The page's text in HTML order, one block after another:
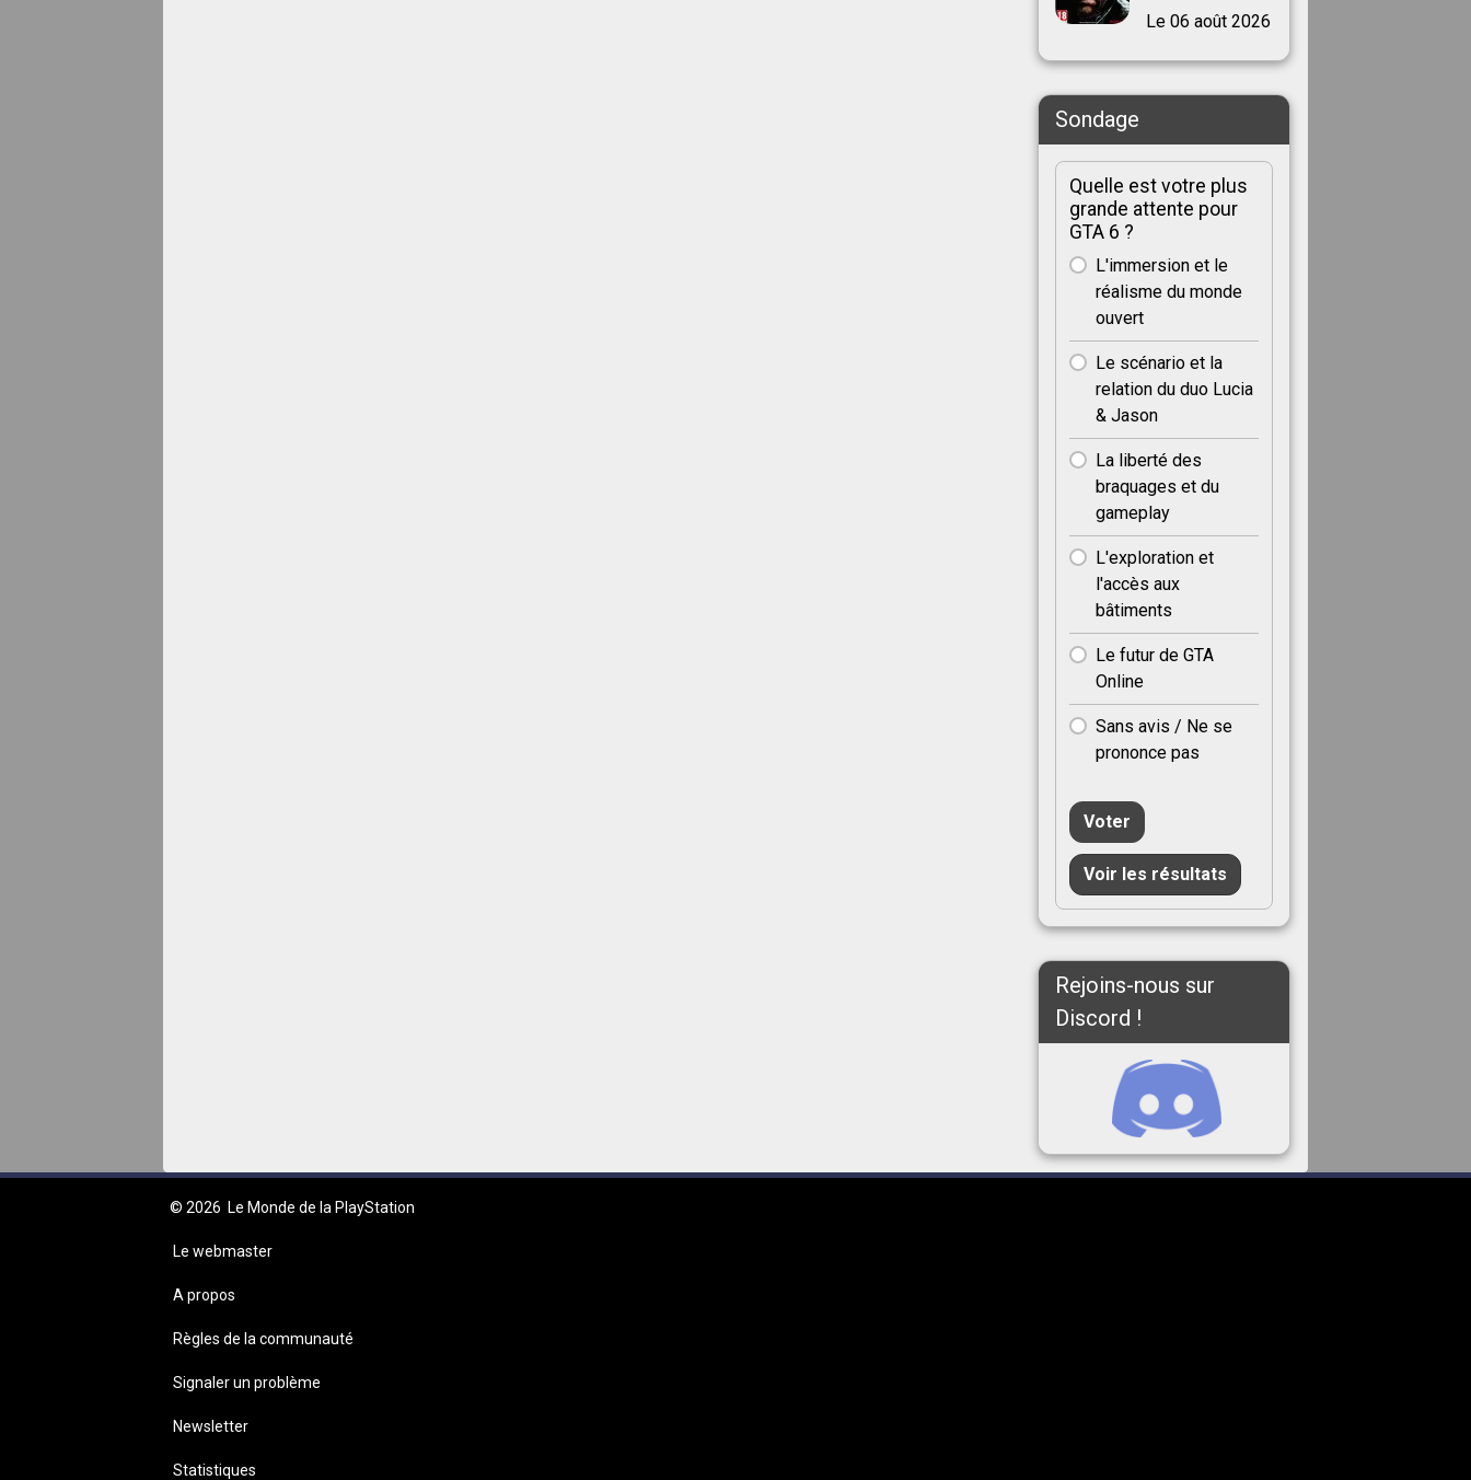
Le 06 août 2026
Sondage
Quelle est votre plus
grande attente pour
GTA 6 ?
L'immersion et le
réalisme du monde
ouvert
Le scénario et la
relation du duo Lucia
& Jason
La liberté des
braquages et du
gameplay
L'exploration et
l'accès aux
bâtiments
Le futur de GTA
Online
Sans avis / Ne se
prononce pas
Voter
Voir les résultats
Rejoins-nous sur
Discord !
© 2026 Le Monde de la PlayStation
Le webmaster
A propos
Règles de la communauté
Signaler un problème
Newsletter
Statistiques